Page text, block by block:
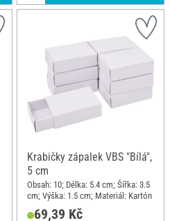
Krabičky zápalek VBS "Bílá",
5 cm
Obsah: 10; Délka: 5.4 cm; Šířka: 3.5
cm; Výška: 1.5 cm; Materiál: Kartón
69,39 Kč